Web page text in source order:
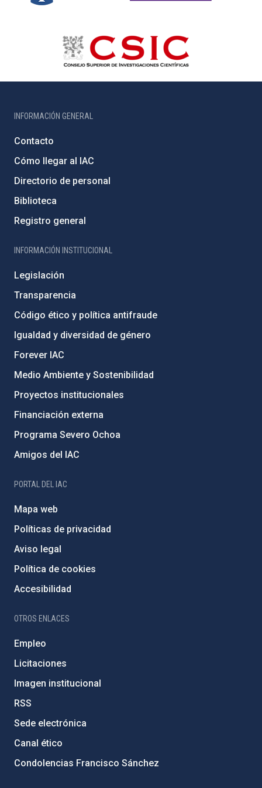
INFORMACIÓN GENERAL
Contacto
Cómo llegar al IAC
Directorio de personal
Biblioteca
Registro general
INFORMACIÓN INSTITUCIONAL
Legislación
Transparencia
Código ético y política antifraude
Igualdad y diversidad de género
Forever IAC
Medio Ambiente y Sostenibilidad
Proyectos institucionales
Financiación externa
Programa Severo Ochoa
Amigos del IAC
PORTAL DEL IAC
Mapa web
Políticas de privacidad
Aviso legal
Política de cookies
Accesibilidad
OTROS ENLACES
Empleo
Licitaciones
Imagen institucional
RSS
Sede electrónica
Canal ético
Condolencias Francisco Sánchez